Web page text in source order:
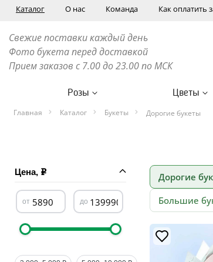
Каталог О нас Команда Как оплатить
Свежие поставки каждый день
Фото букета перед доставкой
Прием заказов с 7.00 до 23.00 по МСК
Розы Цветы
Главная Каталог Букеты Дорогие букеты
Цена, Дорогие
Большие